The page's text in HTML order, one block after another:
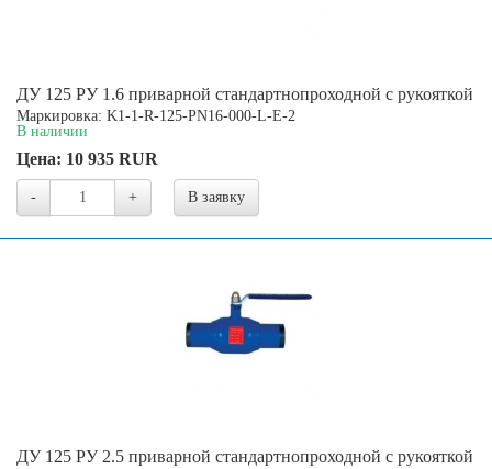
ДУ 125 РУ 1.6 приварной стандартнопроходной с рукояткой
Маркировка: K1-1-R-125-PN16-000-L-E-2
В наличии
Цена: 10 935 RUR
- + В заявку
ДУ 125 РУ 2.5 приварной стандартнопроходной с рукояткой